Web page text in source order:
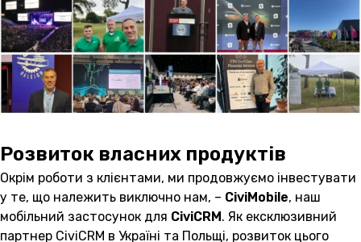
Розвиток власних продуктів
Окрім роботи з клієнтами, ми продовжуємо інвестувати
у те, що належить виключно нам, – CiviMobile, наш
мобільний застосунок для CiviCRM . Як ексклюзивний
партнер CiviCRM в Україні та Польщі, розвиток цього